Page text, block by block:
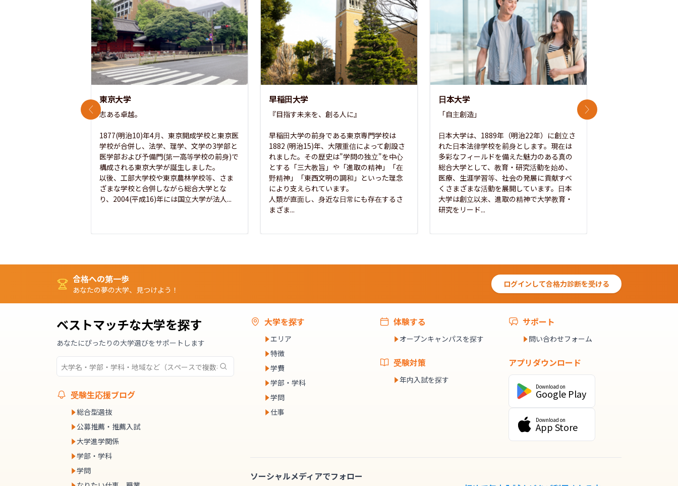
東京大学
志ある卓越。
1877(明治10)年4月、東京開成学校と東京医
学校が合併し、法学、理学、文学の3学部と
医学部および予備門(第一高等学校の前身)で
構成される東京大学が誕生しました。
以後、工部大学校や東京農林学校等、さま
ざまな学校と合併しながら総合大学とな
り、2004(平成16)年には国立大学が法人...
早稲田大学
『目指す未来を、創る人に』
早稲田大学の前身である東京専門学校は
1882 (明治15)年、大隈重信によって創設さ
れました。その歴史は"学問の独立"を中心
とする「三大教旨」や「進取の精神」「在
野精神」「東西文明の調和」といった理念
により支えられています。
人類が直面し、身近な日常にも存在するさ
まざま...
日本大学
「自主創造」
日本大学は、1889年（明治22年）に創立さ
れた日本法律学校を前身とします。現在は
多彩なフィールドを備えた魅力のある真の
総合大学として、教育・研究活動を始め、
医療、生涯学習等、社会の発展に貢献すべ
くさまざまな活動を展開しています。日本
大学は創立以来、進取の精神で大学教育・
研究をリード...
前のスライド 次のスライド
合格への第一歩
あなたの夢の大学、見つけよう！
ログインして合格力診断を受ける
ベストマッチな大学を探す
あなたにぴったりの大学選びをサポートします
受験生応援ブログ
総合型選抜
公募推薦・推薦入試
大学進学関係
学部・学科
学問
大学を探す
エリア
特徴
学費
学部・学科
学問
仕事
体験する
オープンキャンパスを探す
受験対策
年内入試を探す
サポート
問い合わせフォーム
アプリダウンロード
Download on
Google Play
Download on
App Store
ソーシャルメディアでフォロー